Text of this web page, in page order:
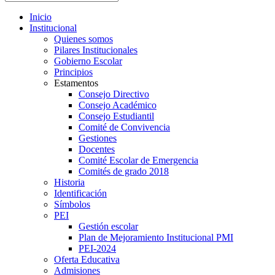
Inicio
Institucional
Quienes somos
Pilares Institucionales
Gobierno Escolar
Principios
Estamentos
Consejo Directivo
Consejo Académico
Consejo Estudiantil
Comité de Convivencia
Gestiones
Docentes
Comité Escolar de Emergencia
Comités de grado 2018
Historia
Identificación
Símbolos
PEI
Gestión escolar
Plan de Mejoramiento Institucional PMI
PEI-2024
Oferta Educativa
Admisiones